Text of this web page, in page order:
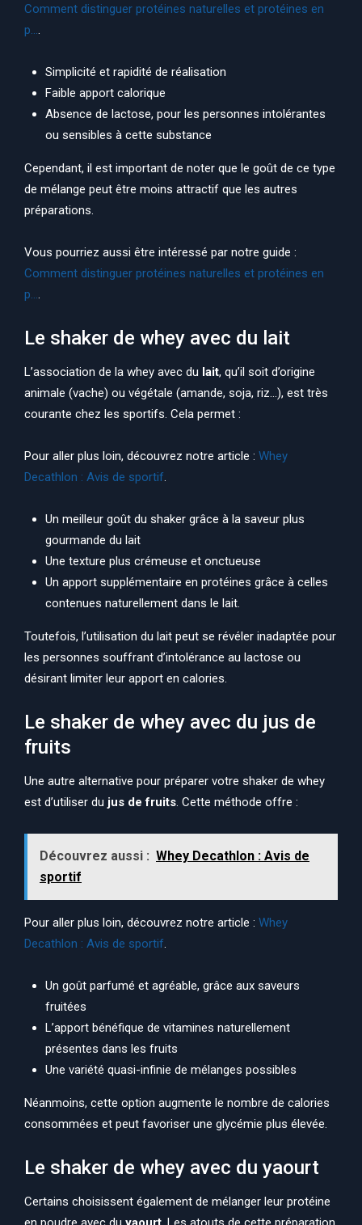
Comment distinguer protéines naturelles et protéines en
p….
Simplicité et rapidité de réalisation
Faible apport calorique
Absence de lactose, pour les personnes intolérantes
ou sensibles à cette substance
Cependant, il est important de noter que le goût de ce type
de mélange peut être moins attractif que les autres
préparations.
Vous pourriez aussi être intéressé par notre guide :
Comment distinguer protéines naturelles et protéines en
p….
Le shaker de whey avec du lait
L’association de la whey avec du lait, qu’il soit d’origine
animale (vache) ou végétale (amande, soja, riz…), est très
courante chez les sportifs. Cela permet :
Pour aller plus loin, découvrez notre article : Whey
Decathlon : Avis de sportif.
Un meilleur goût du shaker grâce à la saveur plus
gourmande du lait
Une texture plus crémeuse et onctueuse
Un apport supplémentaire en protéines grâce à celles
contenues naturellement dans le lait.
Toutefois, l’utilisation du lait peut se révéler inadaptée pour
les personnes souffrant d’intolérance au lactose ou
désirant limiter leur apport en calories.
Le shaker de whey avec du jus de
fruits
Une autre alternative pour préparer votre shaker de whey
est d’utiliser du jus de fruits. Cette méthode offre :
Découvrez aussi : Whey Decathlon : Avis de
sportif
Pour aller plus loin, découvrez notre article : Whey
Decathlon : Avis de sportif.
Un goût parfumé et agréable, grâce aux saveurs
fruitées
L’apport bénéfique de vitamines naturellement
présentes dans les fruits
Une variété quasi-infinie de mélanges possibles
Néanmoins, cette option augmente le nombre de calories
consommées et peut favoriser une glycémie plus élevée.
Le shaker de whey avec du yaourt
Certains choisissent également de mélanger leur protéine